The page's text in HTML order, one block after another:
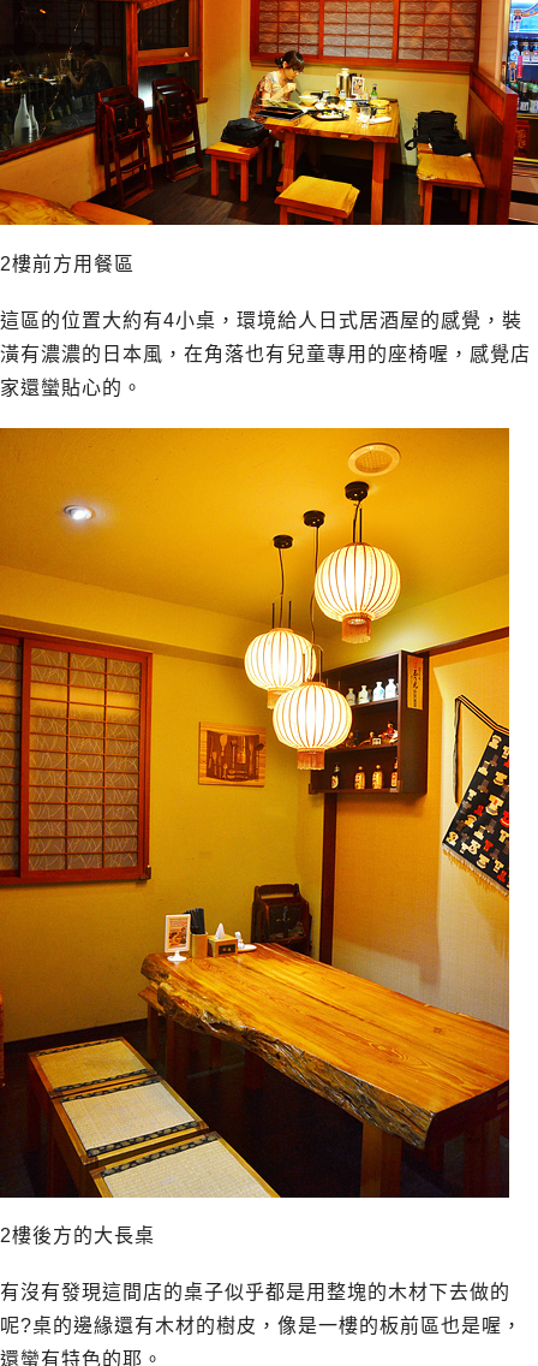
2樓前方用餐區
這區的位置大約有4小桌，環境給人日式居酒屋的感覺，裝
潢有濃濃的日本風，在角落也有兒童專用的座椅喔，感覺店
家還蠻貼心的。
2樓後方的大長桌
有沒有發現這間店的桌子似乎都是用整塊的木材下去做的
呢?桌的邊緣還有木材的樹皮，像是一樓的板前區也是喔，
還蠻有特色的耶。